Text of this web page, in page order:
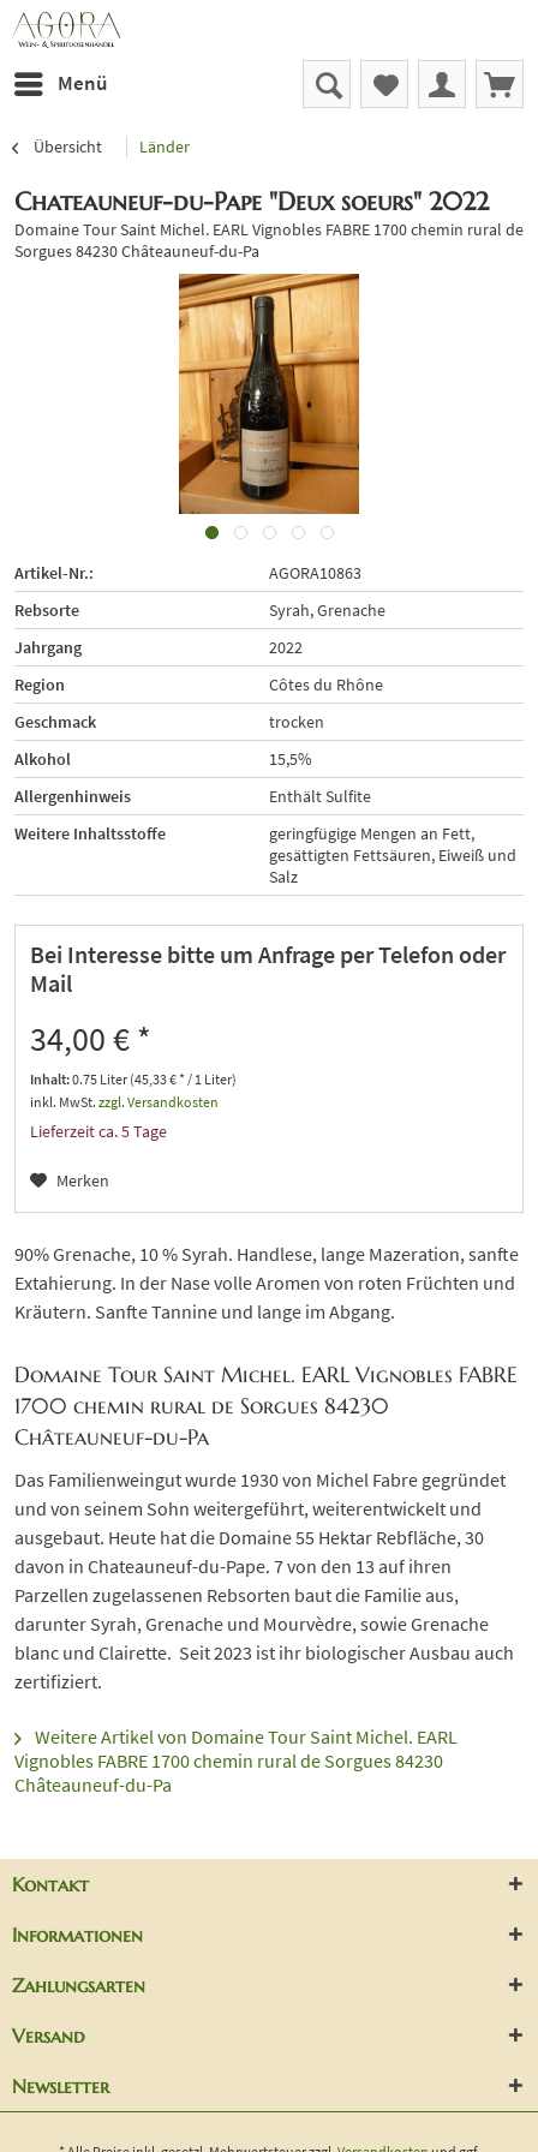
Menü
Übersicht Länder
Chateauneuf-du-Pape "Deux soeurs" 2022
Domaine Tour Saint Michel. EARL Vignobles FABRE 1700 chemin rural de
Sorgues 84230 Châteauneuf-du-Pa
Artikel-Nr.:
AGORA10863
Rebsorte
Syrah, Grenache
Jahrgang
2022
Region
Côtes du Rhône
Geschmack
trocken
Alkohol
15,5%
Allergenhinweis
Enthält Sulfite
Weitere Inhaltsstoffe
geringfügige Mengen an Fett,
gesättigten Fettsäuren, Eiweiß und
Salz
Bei Interesse bitte um Anfrage per Telefon oder
Mail
34,00 € *
Inhalt:0.75 Liter (45,33 € * / 1 Liter)
inkl. MwSt. zzgl. Versandkosten
Lieferzeit ca. 5 Tage
Merken
90% Grenache, 10 % Syrah. Handlese, lange Mazeration, sanfte
Extahierung. In der Nase volle Aromen von roten Früchten und
Kräutern. Sanfte Tannine und lange im Abgang.
Domaine Tour Saint Michel. EARL Vignobles FABRE
1700 chemin rural de Sorgues 84230
Châteauneuf-du-Pa
Das Familienweingut wurde 1930 von Michel Fabre gegründet
und von seinem Sohn weitergeführt, weiterentwickelt und
ausgebaut. Heute hat die Domaine 55 Hektar Rebfläche, 30
davon in Chateauneuf-du-Pape. 7 von den 13 auf ihren
Parzellen zugelassenen Rebsorten baut die Familie aus,
darunter Syrah, Grenache und Mourvèdre, sowie Grenache
blanc und Clairette. Seit 2023 ist ihr biologischer Ausbau auch
zertifiziert.
Weitere Artikel von Domaine Tour Saint Michel. EARL
Vignobles FABRE 1700 chemin rural de Sorgues 84230
Châteauneuf-du-Pa
Kontakt
Informationen
Zahlungsarten
Versand
Newsletter